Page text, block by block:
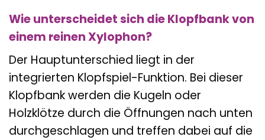
Wie unterscheidet sich die Klopfbank von
einem reinen Xylophon?
Der Hauptunterschied liegt in der
integrierten Klopfspiel-Funktion. Bei dieser
Klopfbank werden die Kugeln oder
Holzklötze durch die Öffnungen nach unten
durchgeschlagen und treffen dabei auf die